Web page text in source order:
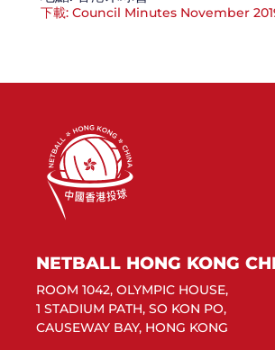
下載: Council Minutes November
NETBALL HONG KONG
ROOM 1042, OLYMPIC HOUSE,
1 STADIUM PATH, SO KON PO,
CAUSEWAY BAY, HONG KONG